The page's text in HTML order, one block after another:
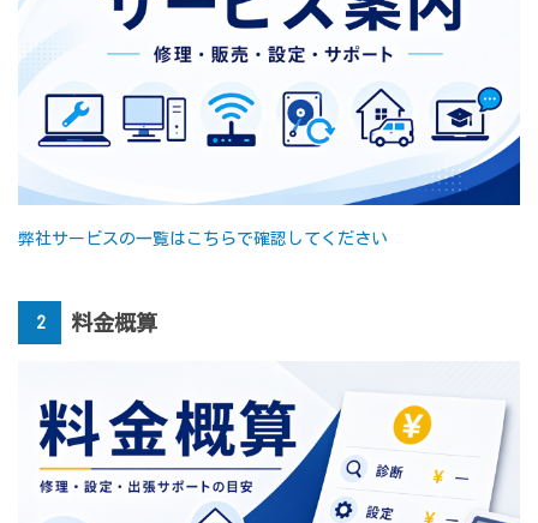
弊社サービスの一覧はこちらで確認してください
2 料金概算